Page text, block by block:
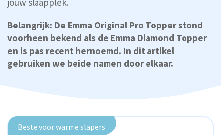
Belangrijk: De Emma Original Pro Topper stond
voorheen bekend als de Emma Diamond Topper
en is pas recent hernoemd. In dit artikel
gebruiken we beide namen door elkaar.
Beste voor warme slapers